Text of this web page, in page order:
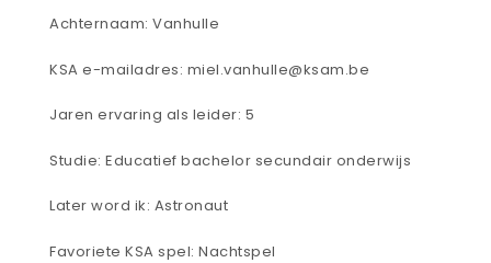
Achternaam: Vanhulle
KSA e-mailadres: miel.vanhulle@ksam.be
Jaren ervaring als leider: 5
Studie: Educatief bachelor secundair onderwijs
Later word ik: Astronaut
Favoriete KSA spel: Nachtspel